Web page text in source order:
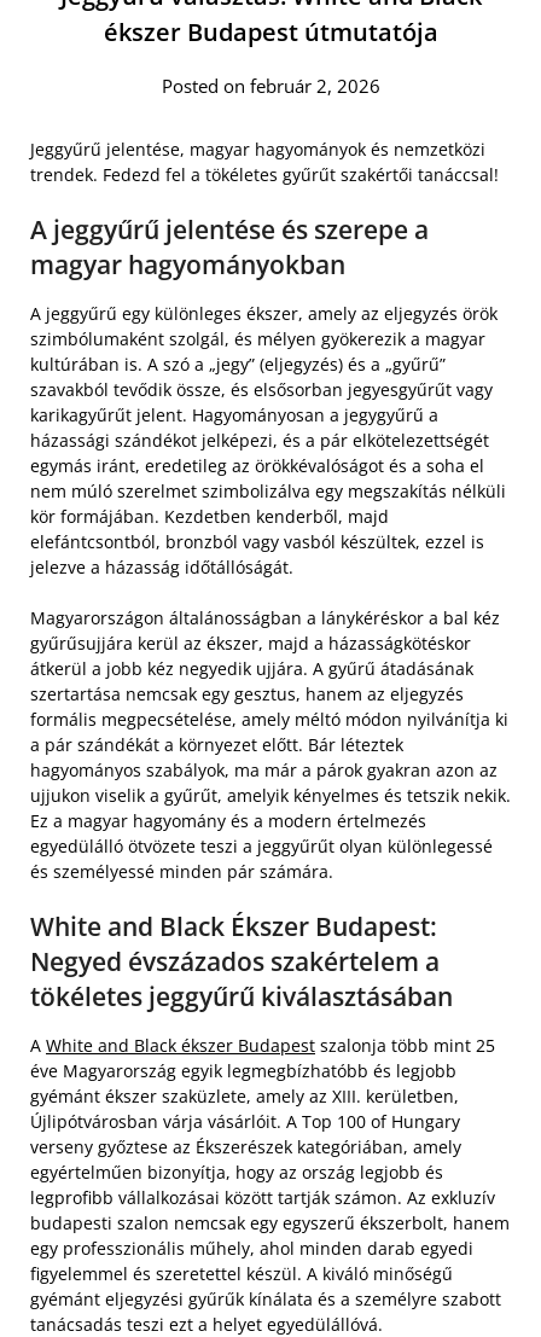
ékszer Budapest útmutatója
Posted on február 2, 2026
Jeggyűrű jelentése, magyar hagyományok és nemzetközi
trendek. Fedezd fel a tökéletes gyűrűt szakértői tanáccsal!
A jeggyűrű jelentése és szerepe a
magyar hagyományokban
A jeggyűrű egy különleges ékszer, amely az eljegyzés örök
szimbólumaként szolgál, és mélyen gyökerezik a magyar
kultúrában is. A szó a „jegy” (eljegyzés) és a „gyűrű”
szavakból tevődik össze, és elsősorban jegyesgyűrűt vagy
karikagyűrűt jelent. Hagyományosan a jegygyűrű a
házassági szándékot jelképezi, és a pár elkötelezettségét
egymás iránt, eredetileg az örökkévalóságot és a soha el
nem múló szerelmet szimbolizálva egy megszakítás nélküli
kör formájában. Kezdetben kenderből, majd
elefántcsontból, bronzból vagy vasból készültek, ezzel is
jelezve a házasság időtállóságát.
Magyarországon általánosságban a lánykéréskor a bal kéz
gyűrűsujjára kerül az ékszer, majd a házasságkötéskor
átkerül a jobb kéz negyedik ujjára. A gyűrű átadásának
szertartása nemcsak egy gesztus, hanem az eljegyzés
formális megpecsételése, amely méltó módon nyilvánítja ki
a pár szándékát a környezet előtt. Bár léteztek
hagyományos szabályok, ma már a párok gyakran azon az
ujjukon viselik a gyűrűt, amelyik kényelmes és tetszik nekik.
Ez a magyar hagyomány és a modern értelmezés
egyedülálló ötvözete teszi a jeggyűrűt olyan különlegessé
és személyessé minden pár számára.
White and Black Ékszer Budapest:
Negyed évszázados szakértelem a
tökéletes jeggyűrű kiválasztásában
A White and Black ékszer Budapest szalonja több mint 25
éve Magyarország egyik legmegbízhatóbb és legjobb
gyémánt ékszer szaküzlete, amely az XIII. kerületben,
Újlipótvárosban várja vásárlóit. A Top 100 of Hungary
verseny győztese az Ékszerészek kategóriában, amely
egyértelműen bizonyítja, hogy az ország legjobb és
legprofibb vállalkozásai között tartják számon. Az exkluzív
budapesti szalon nemcsak egy egyszerű ékszerbolt, hanem
egy professzionális műhely, ahol minden darab egyedi
figyelemmel és szeretettel készül. A kiváló minőségű
gyémánt eljegyzési gyűrűk kínálata és a személyre szabott
tanácsadás teszi ezt a helyet egyedülállóvá.